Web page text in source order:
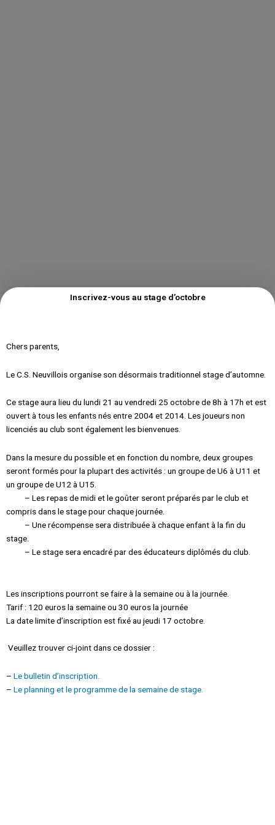
Inscrivez-vous au stage d’octobre
Chers parents,
Le C.S. Neuvillois organise son désormais traditionnel stage d’automne.
Ce stage aura lieu du lundi 21 au vendredi 25 octobre de 8h à 17h et est
ouvert à tous les enfants nés entre 2004 et 2014. Les joueurs non
licenciés au club sont également les bienvenues.
Dans la mesure du possible et en fonction du nombre, deux groupes
seront formés pour la plupart des activités : un groupe de U6 à U11 et
un groupe de U12 à U15.
– Les repas de midi et le goûter seront préparés par le club et
compris dans le stage pour chaque journée.
– Une récompense sera distribuée à chaque enfant à la fin du
stage.
– Le stage sera encadré par des éducateurs diplômés du club.
Les inscriptions pourront se faire à la semaine ou à la journée.
Tarif : 120 euros la semaine ou 30 euros la journée
La date limite d’inscription est fixé au jeudi 17 octobre.
Veuillez trouver ci-joint dans ce dossier :
– Le bulletin d’inscription.
– Le planning et le programme de la semaine de stage.